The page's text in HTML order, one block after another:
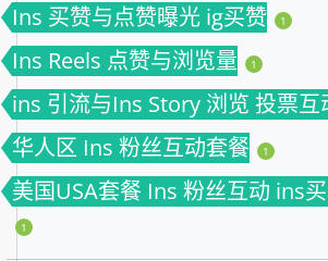
Ins 买赞与点赞曝光 ig买赞 1
Ins Reels 点赞与浏览量 1
ins 引流与Ins Story 浏览 投票互
华人区 Ins 粉丝互动套餐 1
美国USA套餐 Ins 粉丝互动 ins
1